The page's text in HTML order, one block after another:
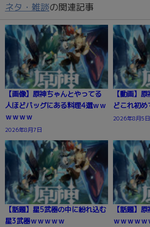
ネタ・雑談の関連記事
【画像】原神ちゃんとやってる
人ほどバッグにある料理4選ｗｗ
ｗｗｗｗ
2026年8月7日
【動画】
どこれ初
2026年8月5日
【話題】星5武器の中に紛れ込む
星3武器ｗｗｗｗｗ
【話題】
ｗｗｗｗｗ